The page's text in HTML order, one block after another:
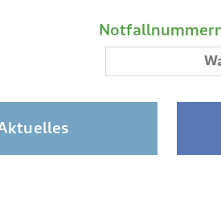
Wichtige Links